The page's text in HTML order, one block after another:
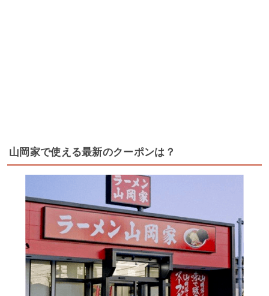
山岡家で使える最新のクーポンは？